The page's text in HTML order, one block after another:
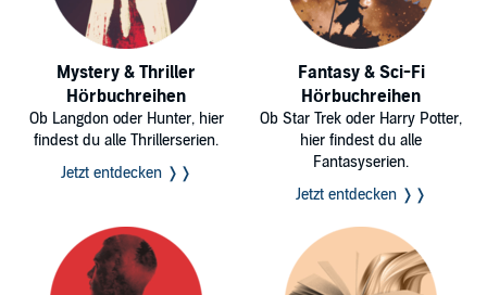
Mystery & Thriller
Hörbuchreihen
Ob Langdon oder Hunter, hier
findest du alle Thrillerserien.
Jetzt entdecken ❭❭
Fantasy & Sci-Fi
Hörbuchreihen
Ob Star Trek oder Harry Potter,
hier findest du alle
Fantasyserien.
Jetzt entdecken ❭❭